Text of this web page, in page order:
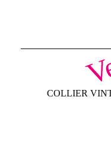
COLLIER